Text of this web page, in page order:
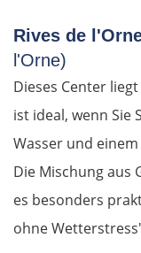
Rives de
l'Orne)
Dieses Center
ist ideal, wenn Sie
Wasser und
Die Mischung aus
es besonders
ohne